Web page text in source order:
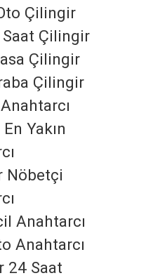
Çilingir
Saat Çilingir
Çilingir
Çilingir
Yakın
Nöbetçi
Anahtarcı
Anahtarcı
24 Saat